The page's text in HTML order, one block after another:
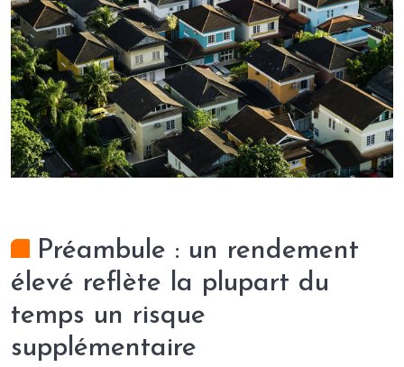
Préambule : un rendement
élevé reflète la plupart du
temps un risque
supplémentaire